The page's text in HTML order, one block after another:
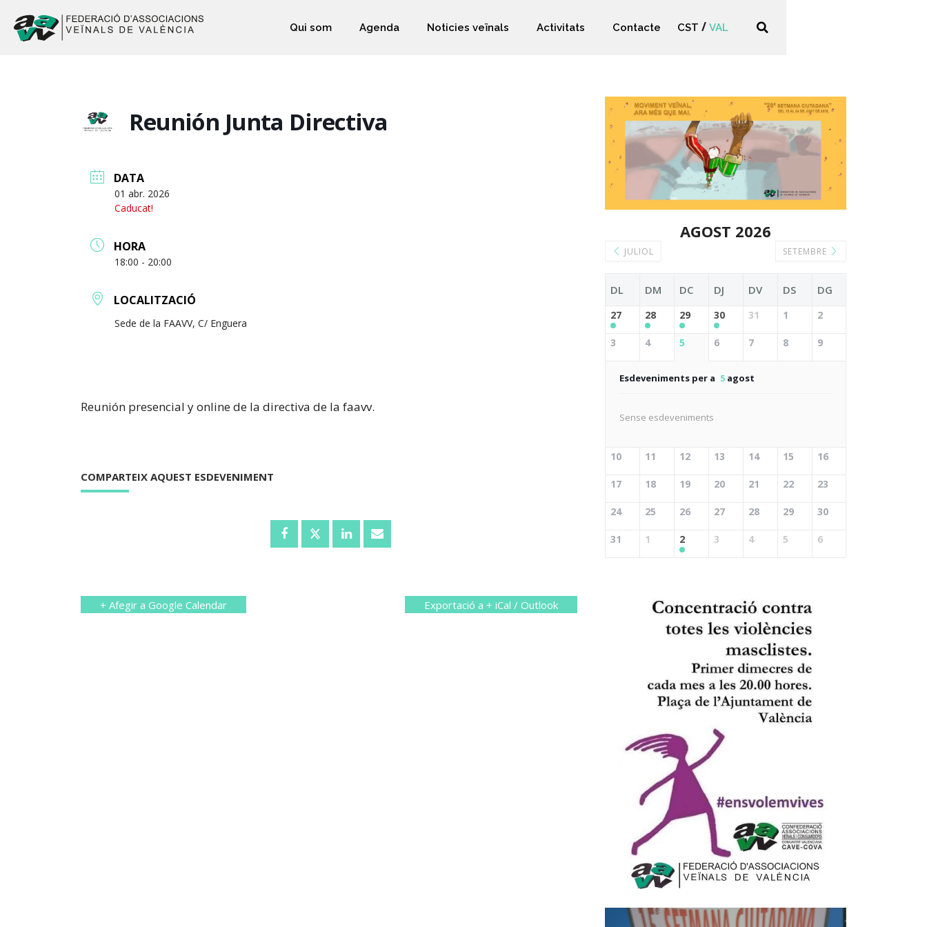
Qui som Agenda Noticies veïnals Activitats Contacte CST VAL
Reunión Junta Directiva
DATA
01 abr. 2026
Caducat!
HORA
18:00 - 20:00
LOCALITZACIÓ
Sede de la FAAVV, C/ Enguera
Reunión presencial y online de la directiva de la faavv.
COMPARTEIX AQUEST ESDEVENIMENT
+ Afegir a Google Calendar Exportació a + iCal / Outlook
JULIOL
AGOST 2026
SETEMBRE
DL DM DC DJ DV DS DG
27 28 29 30 31 1 2
3 4 5 6 7 8 9
Esdeveniments per a 5 agost
Sense esdeveniments
10 11 12 13 14 15 16
17 18 19 20 21 22 23
24 25 26 27 28 29 30
31 1 2 3 4 5 6